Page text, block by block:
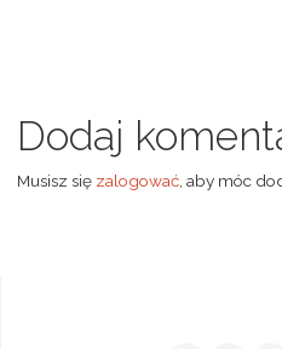
Dodaj
Musisz się zalogować, aby móc